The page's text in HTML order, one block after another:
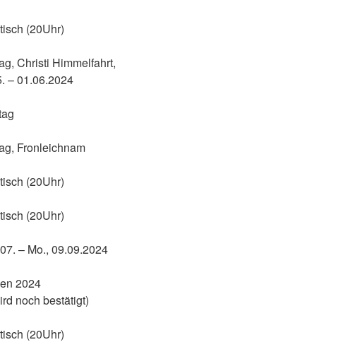
(20Uhr)
Christi Himmelfahrt,
– 01.06.2024
Fronleichnam
(20Uhr)
(20Uhr)
– Mo., 09.09.2024
2024
noch bestätigt)
(20Uhr)